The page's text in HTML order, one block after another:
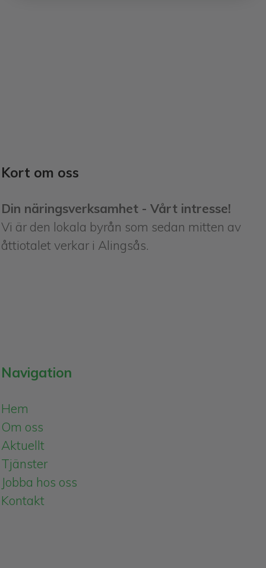
Kort om oss
Din näringsverksamhet - Vårt intresse!
Vi är den lokala byrån som sedan mitten av
åttiotalet verkar i Alingsås.
Navigation
Hem
Om oss
Aktuellt
Tjänster
Jobba hos oss
Kontakt